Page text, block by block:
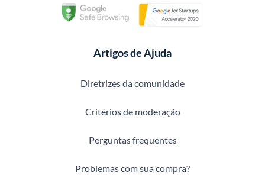
Artigos de Ajuda
Diretrizes da comunidade
Critérios de moderação
Perguntas frequentes
Problemas com sua compra?